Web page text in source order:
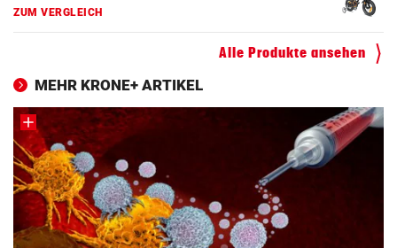
ZUM VERGLEICH
Fahrradanhänger Vergleich
ZUM VERGLEICH
Faszienrolle Vergleich
ZUM VERGLEICH
Hoverboard Vergleich
Alle Produkte ansehen
MEHR KRONE+ ARTIKEL